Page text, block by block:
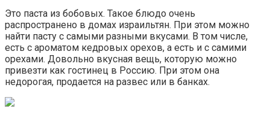
Это паста из бобовых. Такое блюдо очень
распространено в домах израильтян. При этом можно
найти пасту с самыми разными вкусами. В том числе,
есть с ароматом кедровых орехов, а есть и с самими
орехами. Довольно вкусная вещь, которую можно
привезти как гостинец в Россию. При этом она
недорогая, продается на развес или в банках.